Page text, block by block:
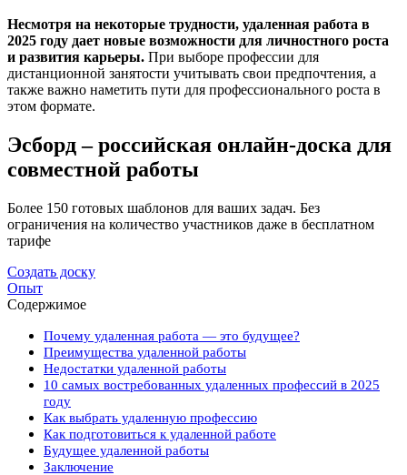
Несмотря на некоторые трудности, удаленная работа в
2025 году дает новые возможности для личностного роста
и развития карьеры. При выборе профессии для
дистанционной занятости учитывать свои предпочтения, а
также важно наметить пути для профессионального роста в
этом формате.
Эсборд – российская онлайн-доска для
совместной работы
Более 150 готовых шаблонов для ваших задач. Без
ограничения на количество участников даже в бесплатном
тарифе
Создать доску
Опыт
Содержимое
Почему удаленная работа — это будущее?
Преимущества удаленной работы
Недостатки удаленной работы
10 самых востребованных удаленных профессий в 2025
году
Как выбрать удаленную профессию
Как подготовиться к удаленной работе
Будущее удаленной работы
Заключение